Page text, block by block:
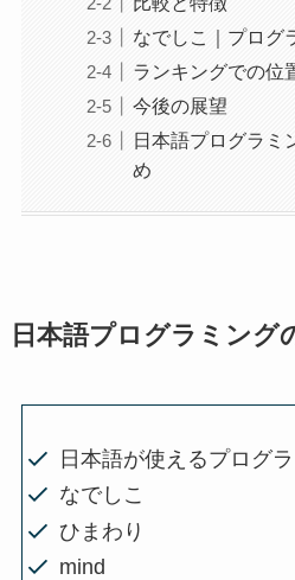
なでしこ｜プログ
ランキングでの位
今後の展望
日本語プログラミ
め
日本語プログラミング
日本語が使えるプログ
なでしこ
ひまわり
mind